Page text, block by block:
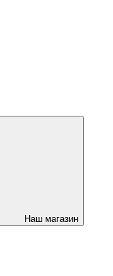
Наш магазин